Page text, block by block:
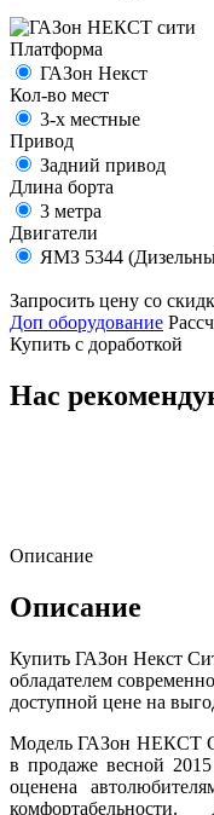
Платформа
ГАЗон Некст
Кол-во мест
3-х местные
Привод
Задний привод
Длина борта
3 метра
Двигатели
ЯМЗ 5344
Запросить цену со
Доп оборудование
Купить с доработкой
Нас
Описание
Описание
Купить ГАЗон Некст
обладателем
доступной цене на
Модель ГАЗон НЕКСТ
в продаже весной
оценена